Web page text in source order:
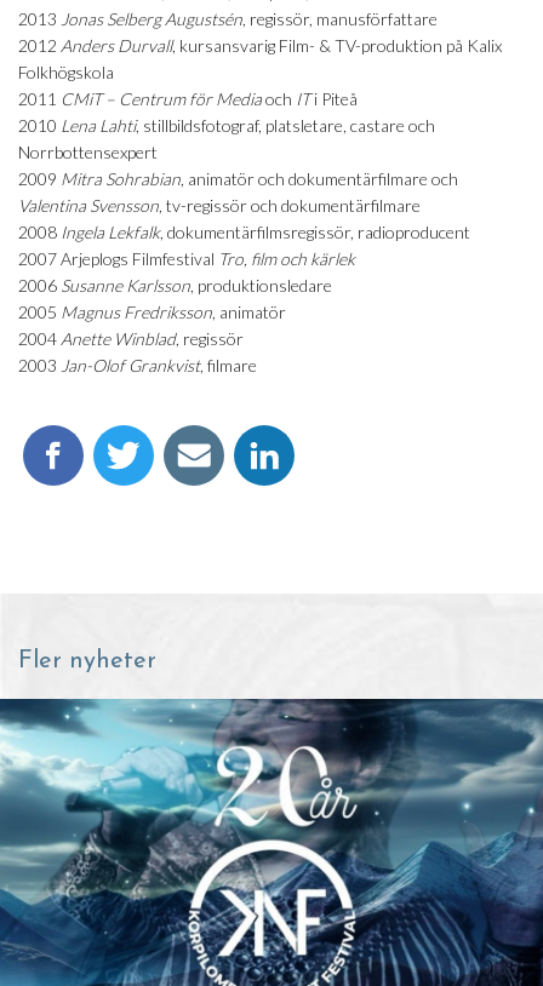
2013 Jonas Selberg Augustsén , regissör, manusförfattare
2012 Anders Durvall, kursansvarig Film- & TV-produktion på Kalix
Folkhögskola
2011 CMiT – Centrum för Mediaoch ITi Piteå
2010 Lena Lahti, stillbildsfotograf, platsletare, castare och
Norrbottensexpert
2009 Mitra Sohrabian , animatör och dokumentärfilmare och
Valentina Svensson , tv-regissör och dokumentärfilmare
2008 Ingela Lekfalk, dokumentärfilmsregissör, radioproducent
2007 Arjeplogs Filmfestival Tro, film och kärlek
2006 Susanne Karlsson , produktionsledare
2005 Magnus Fredriksson , animatör
2004 Anette Winblad, regissör
2003 Jan-Olof Grankvist, filmare
Fler nyheter